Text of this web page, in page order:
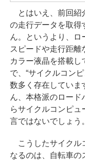
とはいえ、前回紹
の走行データを取得
ん。というより、
スピードや走行距離
カラー液晶を搭載し
で、“サイクルコン
数多く存在していま
ん、本格派のロード
らサイクルコンピュ
言ではないでしょう。
こうしたサイクル
なるのは、自転車の